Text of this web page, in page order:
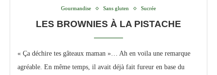
Gourmandise Sans gluten Sucrée
LES BROWNIES À LA PISTACHE
« Ça déchire tes gâteaux maman »… Ah en voila une remarque
agréable. En même temps, il avait déjà fait fureur en base du